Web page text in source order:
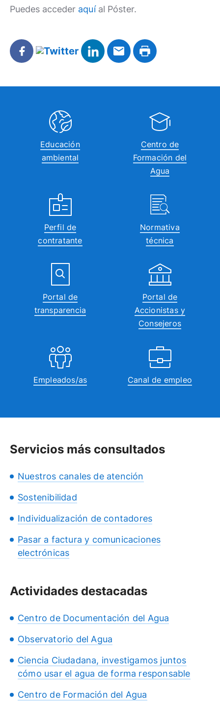
Puedes acceder aquí al Póster.
Educación
ambiental
Centro de
Formación del
Agua
Perfil de
contratante
Normativa
técnica
Portal de
transparencia
Portal de
Accionistas y
Consejeros
Empleados/as Canal de empleo
Servicios más consultados
Nuestros canales de atención
Sostenibilidad
Individualización de contadores
Pasar a factura y comunicaciones
electrónicas
Actividades destacadas
Centro de Documentación del Agua
Observatorio del Agua
Ciencia Ciudadana, investigamos juntos
cómo usar el agua de forma responsable
Centro de Formación del Agua